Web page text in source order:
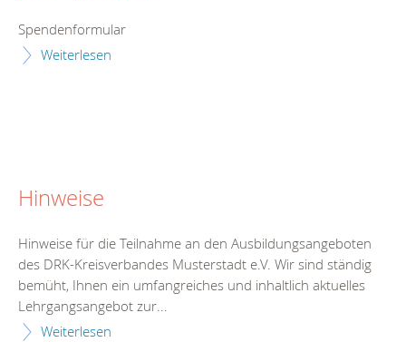
Spendenformular
Weiterlesen
Hinweise
Hinweise für die Teilnahme an den Ausbildungsangeboten
des DRK-Kreisverbandes Musterstadt e.V. Wir sind ständig
bemüht, Ihnen ein umfangreiches und inhaltlich aktuelles
Lehrgangsangebot zur...
Weiterlesen